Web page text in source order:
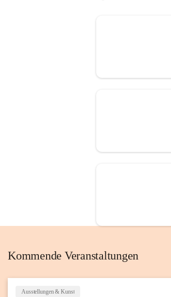
Kommende Veranstaltungen
Ausstellungen & Kunst